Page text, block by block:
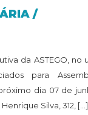
/
da ASTEGO, no
para
dia 07 de
Silva, 312, [...]